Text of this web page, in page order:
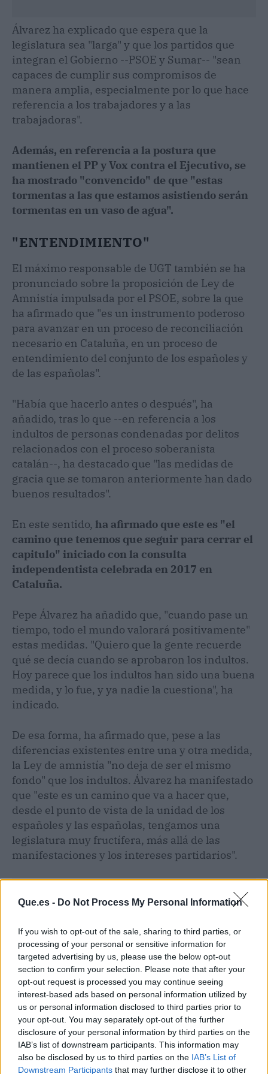
Que.es - Do Not Process My Personal Information
If you wish to opt-out of the sale, sharing to third parties, or
processing of your personal or sensitive information for
targeted advertising by us, please use the below opt-out
section to confirm your selection. Please note that after your
opt-out request is processed you may continue seeing
interest-based ads based on personal information utilized by
us or personal information disclosed to third parties prior to
your opt-out. You may separately opt-out of the further
disclosure of your personal information by third parties on the
IAB’s list of downstream participants. This information may
also be disclosed by us to third parties on the IAB’s List of
Downstream Participants that may further disclose it to other
Álvarez ha explicado que espera que la
legislatura sea "larga" y que los partidos que
integran el Gobierno --PSOE y Sumar-- "sean
capaces de cumplir sus compromisos de
manera amplia, especialmente por lo que hace
referencia a los trabajadores y a las
trabajadoras".
Además, en referencia a la postura que
mantienen el PP y Vox contra el Ejecutivo, se
ha mostrado "convencido" de que "estas
tormentas a las que estamos asistiendo serán
tormentas en un vaso de agua".
"ENTENDIMIENTO"
El máximo responsable de UGT también se ha
pronunciado sobre la proposición de Ley de
Amnistía impulsada por el PSOE, sobre la que
ha afirmado que "es un instrumento poderoso
para avanzar en un proceso de reconciliación
necesario en Cataluña, en un proceso de
entendimiento del conjunto de los españoles y
de las españolas".
"Había que hacerlo antes o después", ha
añadido, tras lo que --en referencia a los
indultos de personas condenadas por delitos
relacionados con el proceso soberanista
catalán--, ha destacado que "las medidas de
gracia que se tomaron anteriormente han dado
buenos resultados".
En este sentido, ha afirmado que este es "el
camino que tenemos que seguir para cerrar el
capitulo" iniciado con la consulta
independentista celebrada en 2017 en
Cataluña.
Pepe Álvarez ha añadido que, "cuando pase un
tiempo, todo el mundo valorará positivamente"
estas medidas. "Quiero que la gente recuerde
qué se decía cuando se aprobaron los indultos.
Hoy parece que los indultos han sido una buena
medida, y lo fue, y ya nadie la cuestiona", ha
indicado.
De esa forma, ha afirmado que, pese a las
diferencias existentes entre una y otra medida,
la Ley de amnistía "no deja de ser el mismo
fondo" que los indultos. Álvarez ha manifestado
que "este es un camino que va a hacer que,
desde el punto de vista de la unidad de los
españoles y las españolas, tengamos una
legislatura muy fructífera, más allá de las
manifestaciones y los intereses partidarios".
Publicidad